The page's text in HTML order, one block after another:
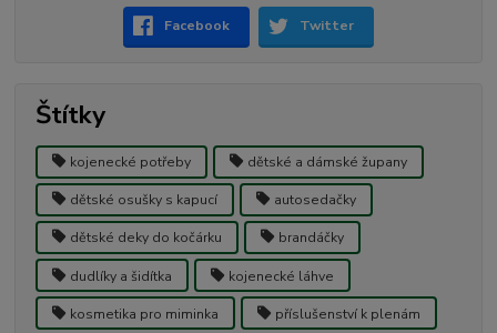
Facebook Twitter
Štítky
kojenecké potřeby dětské a dámské župany
dětské osušky s kapucí autosedačky
dětské deky do kočárku brandáčky
dudlíky a šidítka kojenecké láhve
kosmetika pro miminka příslušenství k plenám